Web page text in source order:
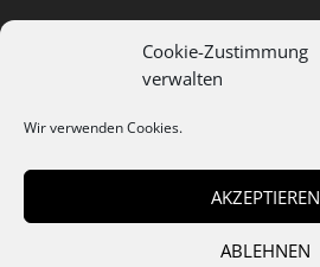
Cookie-Zustimmung
verwalten
Wir verwenden Cookies.
AKZEPTIEREN
ABLEHNEN
Planen & Bauen
Installateur des Monats